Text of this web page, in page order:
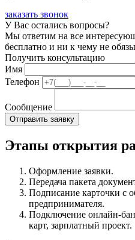
заказать звонок
У Вас остались вопросы?
Мы ответим на все
бесплатно и ни к чему не
Получить консультацию
Имя
Телефон
Сообщение
Этапы открытия
Оформление заявки.
Передача пакета
Подписание карточки с
предпринимателя.
Подключение онлайн-
карт, зарплатный проект.